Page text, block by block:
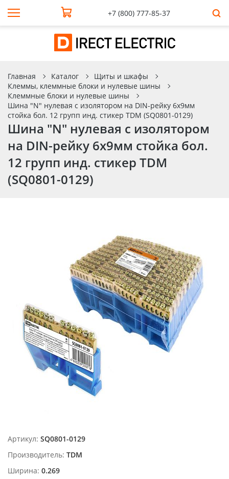
+7 (800) 777-85-37
Главная Каталог
Щиты и шкафы
Клеммы, клеммные блоки и нулевые шины
Клеммные блоки и нулевые шины
Шина "N" нулевая с изолятором на DIN-рейку 6x9мм
стойка бол. 12 групп инд. стикер TDM (SQ0801-0129)
Шина "N" нулевая с изолятором
на DIN-рейку 6x9мм стойка бол.
12 групп инд. стикер TDM
(SQ0801-0129)
Артикул: SQ0801-0129
Производитель: TDM
Ширина: 0.269